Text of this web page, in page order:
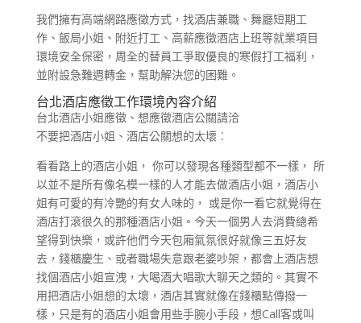
我們擁有高端網路應徵方式，找酒店兼職、舞廳短期工
作、飯局小姐、附近打工、高薪應徵酒店上班等就業項目
環境安全保密，周全的替員工爭取優良的寒假打工福利，
並附設急難週轉金，幫助解決您的困難。
台北酒店應徵工作環境內容介紹
台北酒店小姐應徵、想應徵酒店公關請洽
不要把酒店小姐、酒店公關想的太壞︰
看看路上的酒店小姐， 你可以發現各種類型都不一樣， 所
以並不是所有像名模一樣的人才能去做酒店小姐，酒店小
姐有可愛的有冷艷的有女人味的， 或是你一看它就覺得在
酒店打滾很久的那種酒店小姐。今天一個男人去消費總希
望得到快樂，或許他們今天包廂氣氛很好就像三五好友
去，錢櫃慶生、或者職場失意跟老婆吵架，都會上酒店想
找個酒店小姐宣洩，大喝酒大唱歌大聊天之類的。其實不
用把酒店小姐想的太壞，酒店其實就像在錢櫃點傳撥一
樣，只是有的酒店小姐會用些手腕小手段，想Call客或叫